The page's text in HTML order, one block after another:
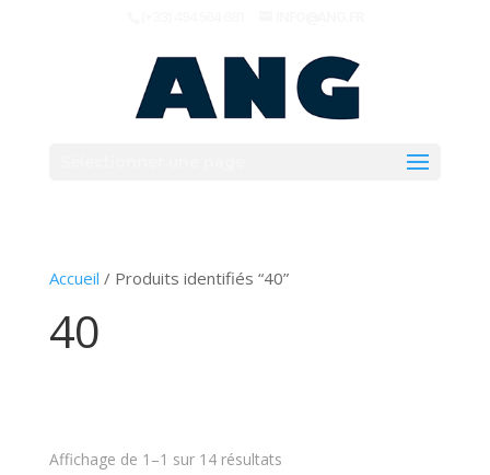
Accueil / Produits identifiés “40”
40
Affichage de 1–1 sur 14 résultats